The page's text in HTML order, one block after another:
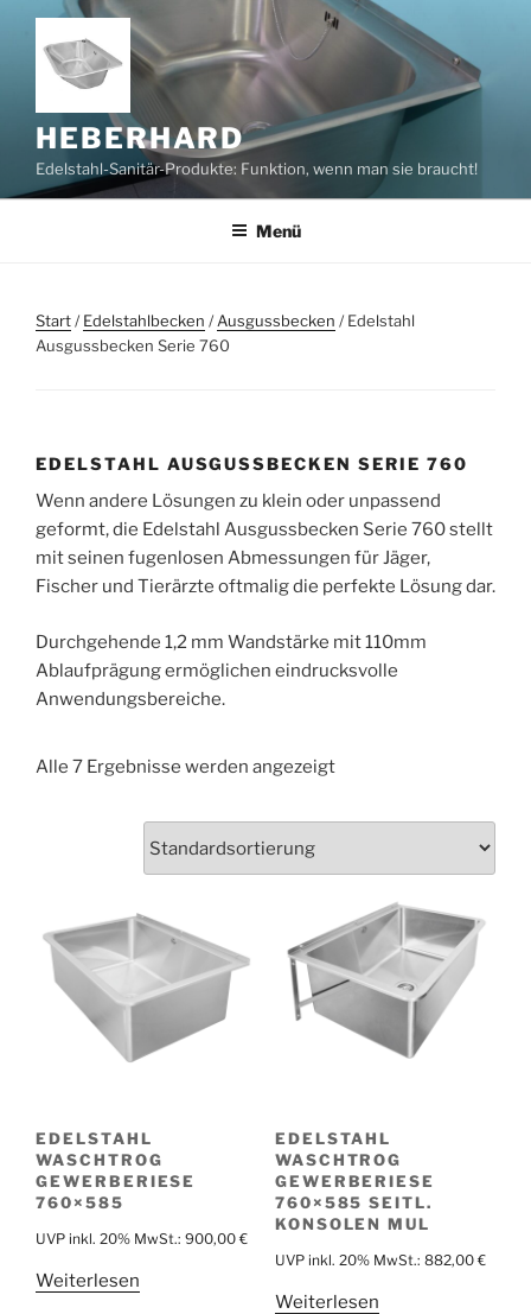
Zum
Inhalt
springen
HEBERHARD
Edelstahl-Sanitär-Produkte: Funktion, wenn man sie braucht!
Menü
Start/Edelstahlbecken /Ausgussbecken / Edelstahl
Ausgussbecken Serie 760
EDELSTAHL AUSGUSSBECKEN SERIE 760
Wenn andere Lösungen zu klein oder unpassend
geformt, die Edelstahl Ausgussbecken Serie 760 stellt
mit seinen fugenlosen Abmessungen für Jäger,
Fischer und Tierärzte oftmalig die perfekte Lösung dar.
Durchgehende 1,2 mm Wandstärke mit 110mm
Ablaufprägung ermöglichen eindrucksvolle
Anwendungsbereiche.
Alle 7 Ergebnisse werden angezeigt
EDELSTAHL
WASCHTROG
GEWERBERIESE
760×585
UVP inkl. 20% MwSt.: 900,00 €
Weiterlesen
EDELSTAHL
WASCHTROG
GEWERBERIESE
760×585 SEITL.
KONSOLEN MUL
UVP inkl. 20% MwSt.: 882,00 €
Weiterlesen